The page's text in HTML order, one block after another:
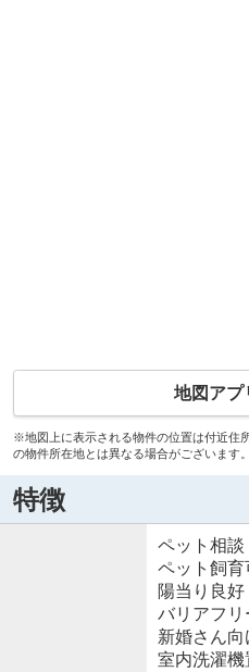
地図アプ
※地図上に表示される物件の位置は付近住
の物件所在地とは異なる場合がございます。
特徴
ペット相談
ペット飼育
陽当り良好
バリアフリ
新婚さん向
室内洗濯機